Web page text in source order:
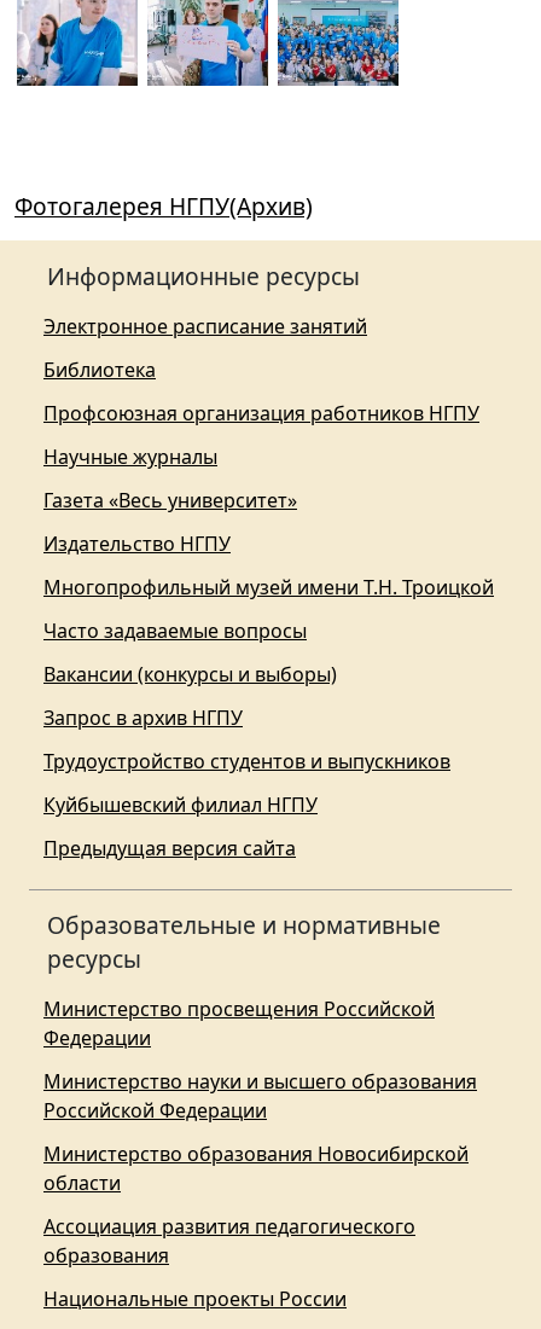
Фотогалерея НГПУ(Архив)
Информационные ресурсы
Электронное расписание занятий
Библиотека
Профсоюзная организация работников НГПУ
Научные журналы
Газета «Весь университет»
Издательство НГПУ
Многопрофильный музей имени Т.Н. Троицкой
Часто задаваемые вопросы
Вакансии (конкурсы и выборы)
Запрос в архив НГПУ
Трудоустройство студентов и выпускников
Куйбышевский филиал НГПУ
Предыдущая версия сайта
Образовательные и нормативные
ресурсы
Министерство просвещения Российской
Федерации
Министерство науки и высшего образования
Российской Федерации
Министерство образования Новосибирской
области
Ассоциация развития педагогического
образования
Национальные проекты России